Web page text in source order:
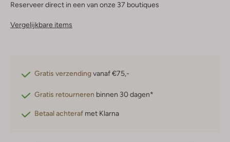
Reserveer direct in een van onze 37 boutiques
Vergelijkbare items
Gratis verzendingvanaf €75,-
Gratis retourneren binnen 30 dagen*
Betaal achteraf met Klarna